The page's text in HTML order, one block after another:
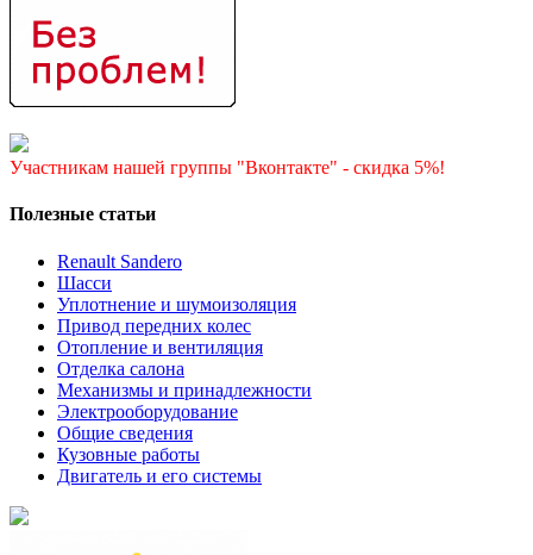
Участникам нашей группы "Вконтакте" - скидка 5%!
Полезные статьи
Renault Sandero
Шасси
Уплотнение и шумоизоляция
Привод передних колес
Отопление и вентиляция
Отделка салона
Механизмы и принадлежности
Электрооборудование
Общие сведения
Кузовные работы
Двигатель и его системы